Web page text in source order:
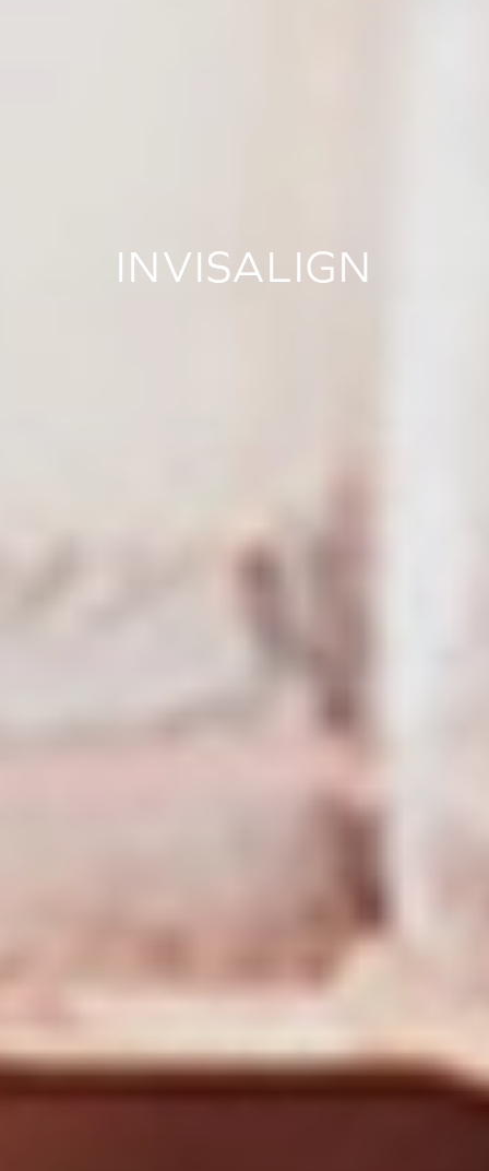
INVISALIGN